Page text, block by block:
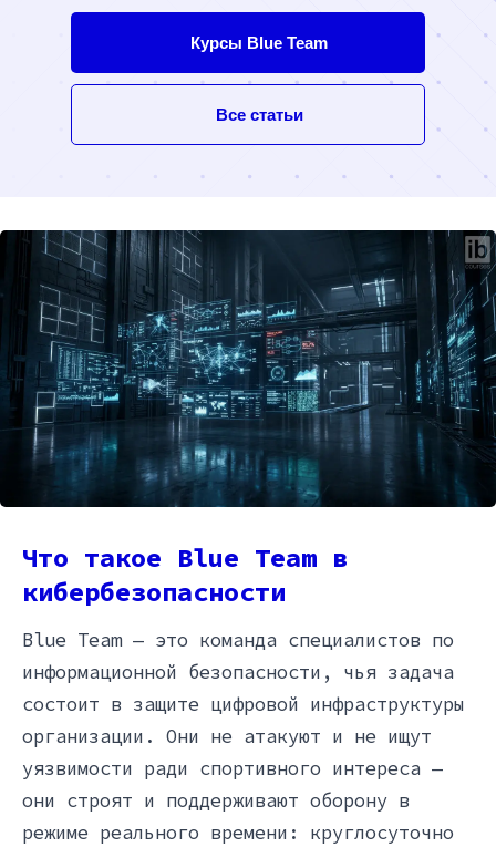
Все статьи
Курсы Blue Team
Что такое Blue Team в
кибербезопасности
Blue Team — это команда специалистов по
информационной безопасности, чья задача
состоит в защите цифровой инфраструктуры
организации. Они не атакуют и не ищут
уязвимости ради спортивного интереса —
они строят и поддерживают оборону в
режиме реального времени: круглосуточно